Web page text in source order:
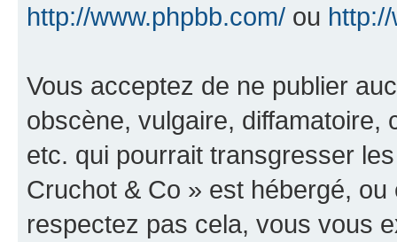
http://www.phpbb.com/ ou
Vous acceptez de ne publier
obscène, vulgaire, diffamatoire,
etc. qui pourrait transgresser
Cruchot & Co » est hébergé,
respectez pas cela, vous vous